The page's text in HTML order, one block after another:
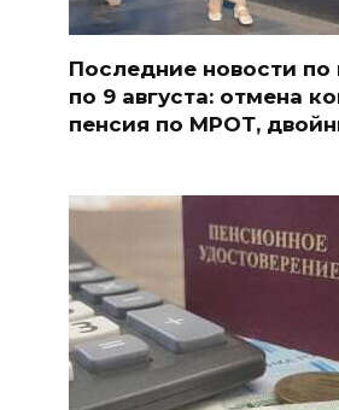
Последние новости по
по 9 августа: отмена
пенсия по МРОТ,